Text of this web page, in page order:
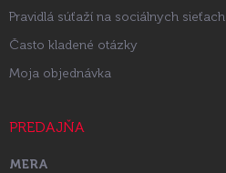
Pravidlá súťaží na sociálnych sieťach
Často kladené otázky
Moja objednávka
PREDAJŇA
MERA